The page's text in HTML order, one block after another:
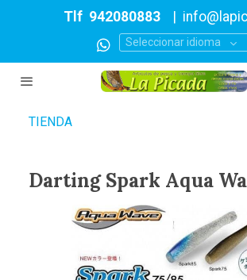
Tlf 942080883
Seleccionar idioma
TIENDA
Darting Spark Aqua